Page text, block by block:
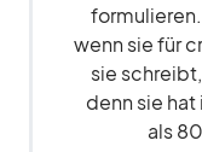
wenn sie für
sie
denn sie hat
als